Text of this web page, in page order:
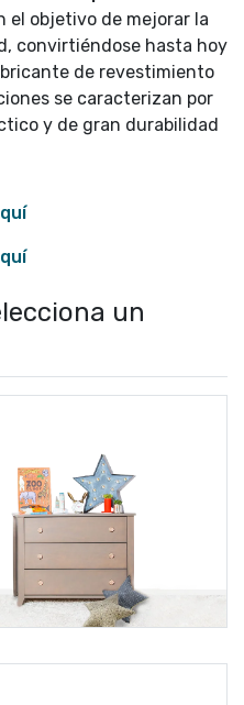
el objetivo de mejorar la
convirtiéndose hasta hoy
de revestimiento
se caracterizan por
y de gran durabilidad
un